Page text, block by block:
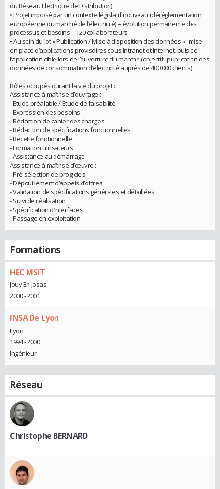
du Réseau Electrique de Distribution)
• Projet imposé par un contexte législatif nouveau (déréglementation
européenne du marché de l’électricité) – évolution permanente des
processus et besoins – 120 collaborateurs
• Au sein du lot « Publication / Mise à disposition des données » : mise
en place d’applications provisoires sous Intranet et Internet, puis de
l’application cible lors de l’ouverture du marché (objectif : publication des
données de consommation d’électricité auprès de 400 000 clients)
Rôles occupés durant la vie du projet :
Assistance à maîtrise d’ouvrage :
- Etude préalable / Etude de faisabilité
- Expression des besoins
- Rédaction de cahier des charges
- Rédaction de spécifications fonctionnelles
- Recette fonctionnelle
- Formation utilisateurs
- Assistance au démarrage
Assistance à maîtrise d’œuvre :
- Pré-sélection de progiciels
- Dépouillement d’appels d’offres
- Validation de spécifications générales et détaillées
- Suivi de réalisation
- Spécification d’interfaces
- Passage en exploitation
Formations
HEC MSIT
Jouy En Josas
2000 - 2001
INSA De Lyon
Lyon
1994 - 2000
Ingénieur
Réseau
Christophe BERNARD